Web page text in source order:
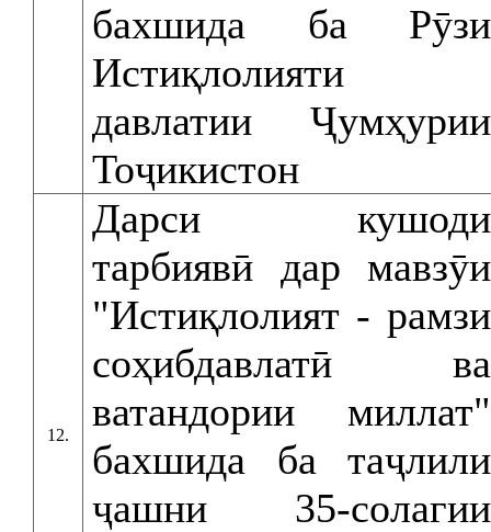
бахшида ба Рӯзи
Истиқлолияти
давлатии Ҷумҳурии
Тоҷикистон
12.
Дарси кушоди
тарбиявӣ дар мавзӯи
"Истиқлолият - рамзи
соҳибдавлатӣ ва
ватандории миллат"
бахшида ба таҷлили
ҷашни 35-солагии